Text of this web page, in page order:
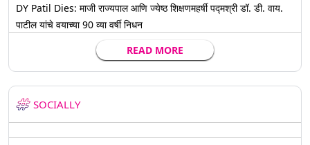
DY Patil Dies: माजी राज्यपाल आणि ज्येष्ठ शिक्षणमहर्षी पद्मश्री डॉ. डी. वाय.
पाटील यांचे वयाच्या 90 व्या वर्षी निधन
READ MORE
SOCIALLY